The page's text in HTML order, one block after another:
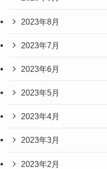
2023年8月
2023年7月
2023年6月
2023年5月
2023年4月
2023年3月
2023年2月